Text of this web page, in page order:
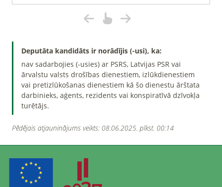
Deputāta kandidāts ir norādījis (-usi), ka:
nav sadarbojies (-usies) ar PSRS, Latvijas PSR vai
ārvalstu valsts drošības dienestiem, izlūkdienestiem
vai pretizlūkošanas dienestiem kā šo dienestu ārštata
darbinieks, aģents, rezidents vai konspiratīvā dzīvokļa
turētājs.
Pēdējais atjauninājums veikts: 08.06.2025. plkst. 00:14